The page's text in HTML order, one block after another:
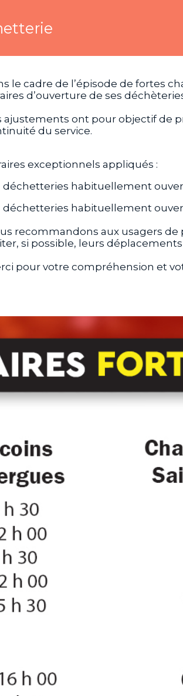
le cadre de l’épisode de fortes
d’ouverture de ses
ajustements ont pour objectif de
du service.
exceptionnels appliqués :
déchetteries habituellement
déchetteries habituellement
recommandons aux usagers de
si possible, leurs
pour votre compréhension et